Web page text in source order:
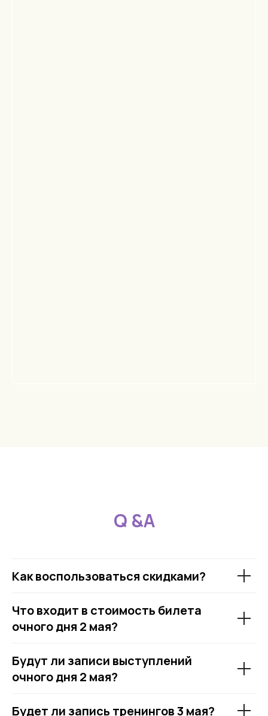
Q &A
Как воспользоваться скидками?
Что входит в стоимость билета
очного дня 2 мая?
Будут ли записи выступлений
очного дня 2 мая?
Будет ли запись тренингов 3 мая?